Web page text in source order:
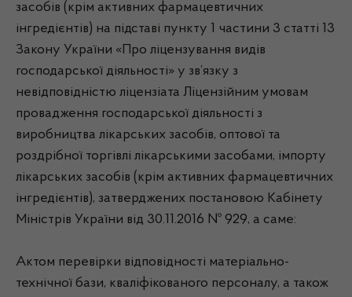
засобів (крім активних фармацевтичних
інгредієнтів) на підставі пункту 1 частини 3 статті 13
Закону України «Про ліцензування видів
господарської діяльності» у зв’язку з
невідповідністю ліцензіата Ліцензійним умовам
провадження господарської діяльності з
виробництва лікарських засобів, оптової та
роздрібної торгівлі лікарськими засобами, імпорту
лікарських засобів (крім активних фармацевтичних
інгредієнтів), затверджених постановою Кабінету
Міністрів України від 30.11.2016 № 929, а саме:
Актом перевірки відповідності матеріально-
технічної бази, кваліфікованого персоналу, а також